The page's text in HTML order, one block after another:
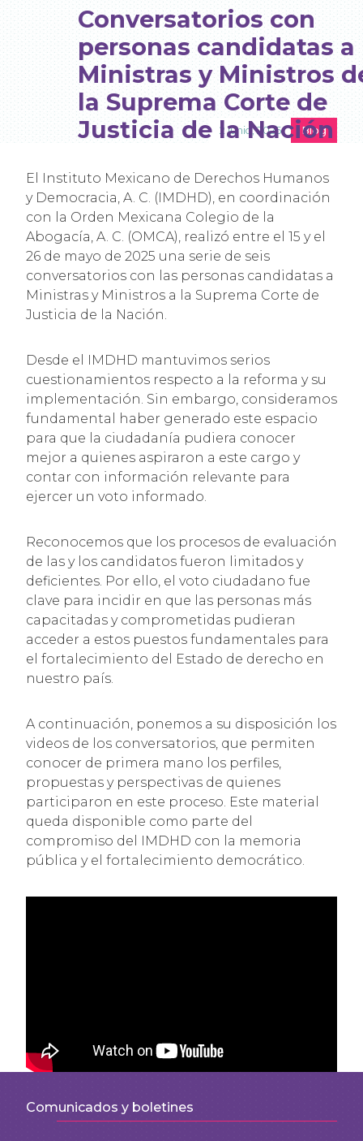
Conversatorios con
personas candidatas a
Ministras y Ministros
la Suprema Corte de
Justicia de la Nación
Blog
2 junio, 2025
El Instituto Mexicano de Derechos Humanos
y Democracia, A. C. (IMDHD), en coordinación
con la Orden Mexicana Colegio de la
Abogacía, A. C. (OMCA), realizó entre el 15 y el
26 de mayo de 2025 una serie de seis
conversatorios con las personas candidatas a
Ministras y Ministros a la Suprema Corte de
Justicia de la Nación.
Desde el IMDHD mantuvimos serios
cuestionamientos respecto a la reforma y su
implementación. Sin embargo, consideramos
fundamental haber generado este espacio
para que la ciudadanía pudiera conocer
mejor a quienes aspiraron a este cargo y
contar con información relevante para
ejercer un voto informado.
Reconocemos que los procesos de evaluación
de las y los candidatos fueron limitados y
deficientes. Por ello, el voto ciudadano fue
clave para incidir en que las personas más
capacitadas y comprometidas pudieran
acceder a estos puestos fundamentales para
el fortalecimiento del Estado de derecho en
nuestro país.
A continuación, ponemos a su disposición los
videos de los conversatorios, que permiten
conocer de primera mano los perfiles,
propuestas y perspectivas de quienes
participaron en este proceso. Este material
queda disponible como parte del
compromiso del IMDHD con la memoria
pública y el fortalecimiento democrático.
Comunicados y boletines